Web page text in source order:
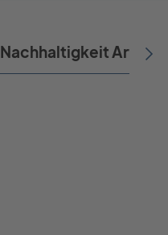
Nachhaltigkeit Artikel